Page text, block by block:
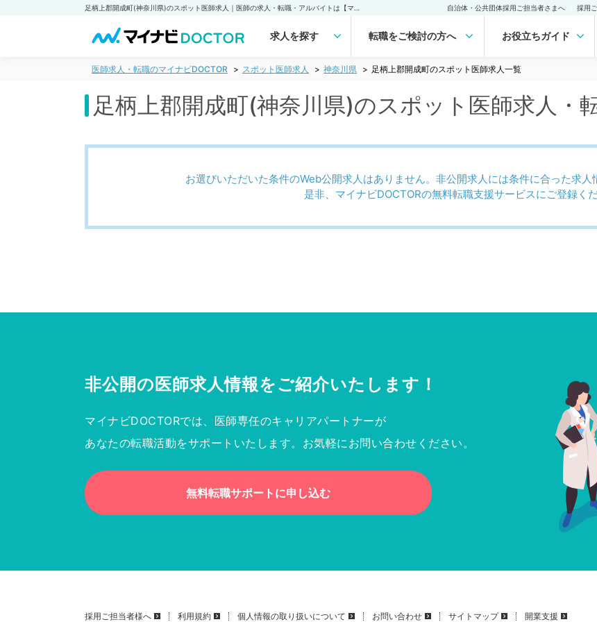
自治体・公共団体採用ご担当者さまへ 採用
求人を探す 転職をご検討の方へ お役立ちガイド
医師求人・転職のマイナビDOCTOR スポット医師求人 神奈川県 足柄上郡開成町のスポット医師求人一覧
足柄上郡開成町(神奈川県)のスポット医師求人・
お選びいただいた条件のWeb公開求人はありません。非公開求人には条件に合った求人
是非、マイナビDOCTORの無料転職支援サービスにご登録くだ
非公開の医師求人情報をご紹介いたします！
マイナビDOCTORでは、医師専任のキャリアパートナーが
あなたの転職活動をサポートいたします。お気軽にお問い合わせください。
無料転職サポートに申し込む
採用ご担当者様へ 利用規約 個人情報の取り扱いについて お問い合わせ サイトマップ 開業支援